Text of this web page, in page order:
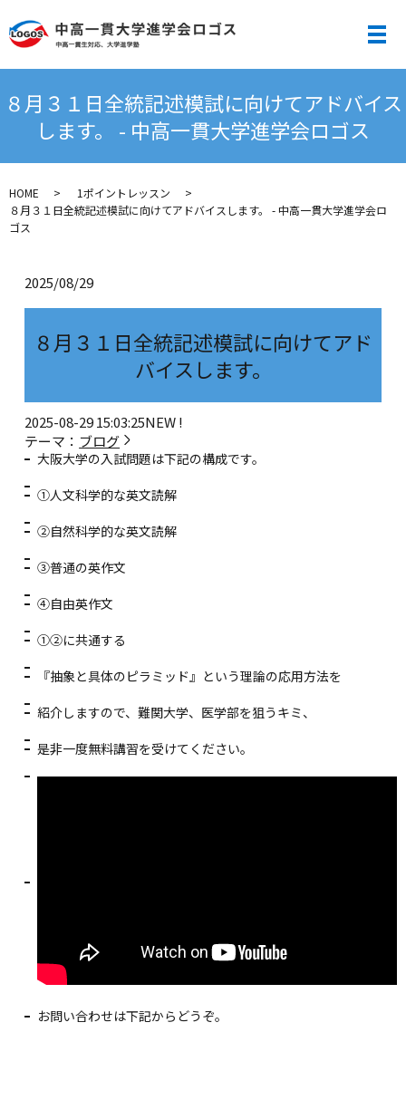
メ
８月３１日全統記述模試に向けてアドバイス
します。 - 中高一貫大学進学会ロゴス
HOME
1ポイントレッスン
８月３１日全統記述模試に向けてアドバイスします。 - 中高一貫大学進学会ロ
ゴス
2025/08/29
８月３１日全統記述模試に向けてアド
バイスします。
2025-08-29 15:03:25NEW !
テーマ： ブログ
大阪大学の入試問題は下記の構成です。
①人文科学的な英文読解
②自然科学的な英文読解
③普通の英作文
④自由英作文
①②に共通する
『抽象と具体のピラミッド』という理論の応用方法を
紹介しますので、難関大学、医学部を狙うキミ、
是非一度無料講習を受けてください。
お問い合わせは下記からどうぞ。